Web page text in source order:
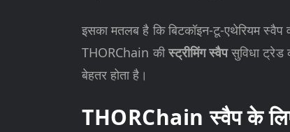
इसका मतलब है कि बिटकॉइन-टू-एथेरियम
THORChain कीस्ट्रीमिंग स्वैपसुविधा ट्रेड
बेहतर होता है।
THORChain स्वैप के